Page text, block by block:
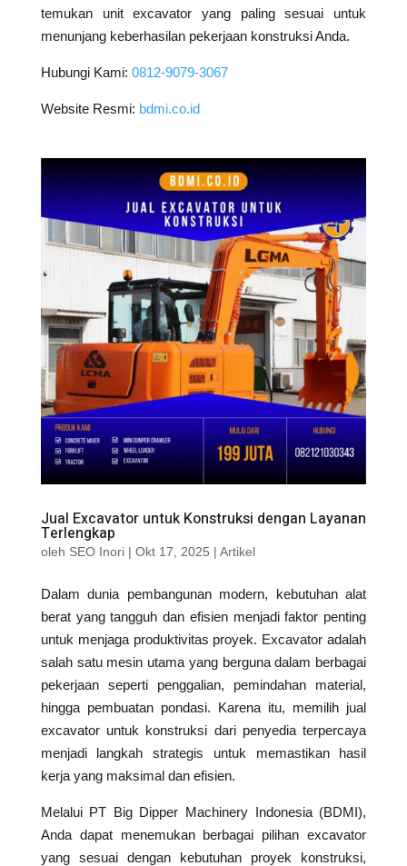
temukan unit excavator yang paling sesuai untuk
menunjang keberhasilan pekerjaan konstruksi Anda.
Hubungi Kami: 0812-9079-3067
Website Resmi: bdmi.co.id
Jual Excavator untuk Konstruksi dengan Layanan
Terlengkap
oleh SEO Inori| Okt 17, 2025 | Artikel
Dalam dunia pembangunan modern, kebutuhan alat
berat yang tangguh dan efisien menjadi faktor penting
untuk menjaga produktivitas proyek. Excavator adalah
salah satu mesin utama yang berguna dalam berbagai
pekerjaan seperti penggalian, pemindahan material,
hingga pembuatan pondasi. Karena itu, memilih jual
excavator untuk konstruksi dari penyedia terpercaya
menjadi langkah strategis untuk memastikan hasil
kerja yang maksimal dan efisien.
Melalui PT Big Dipper Machinery Indonesia (BDMI),
Anda dapat menemukan berbagai pilihan excavator
yang sesuai dengan kebutuhan proyek konstruksi,